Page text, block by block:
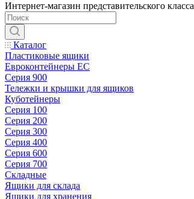
Интернет-магазин представительского класса
Каталог
Пластиковые ящики
Евроконтейнеры ЕС
Серия 900
Тележки и крышки для ящиков
Куботейнеры
Серия 100
Серия 200
Серия 300
Серия 400
Серия 600
Серия 700
Складные
Ящики для склада
Ящики для хранения